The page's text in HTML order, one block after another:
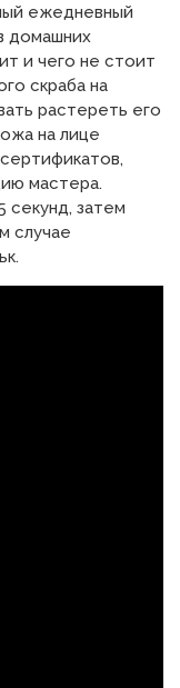
ежедневный
домашних
и чего не стоит
скраба на
растереть его
на лице
мастера.
секунд, затем
случае